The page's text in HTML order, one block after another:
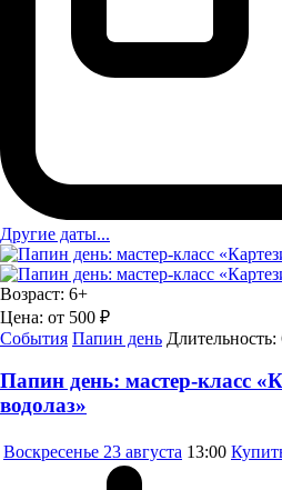
Другие даты...
Возраст: 6+
Цена: от 500 ₽
События Папин день Длительность:
Папин день: мастер-класс
водолаз»
Воскресенье 23 августа 13:00